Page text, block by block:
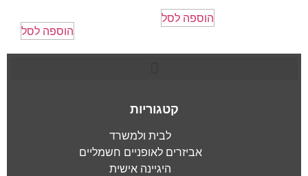
הוספה לסל
הוספה לסל
קטגוריות
לבית ולמשרד
אביזרים לאופניים חשמליים
היגיינה אישית